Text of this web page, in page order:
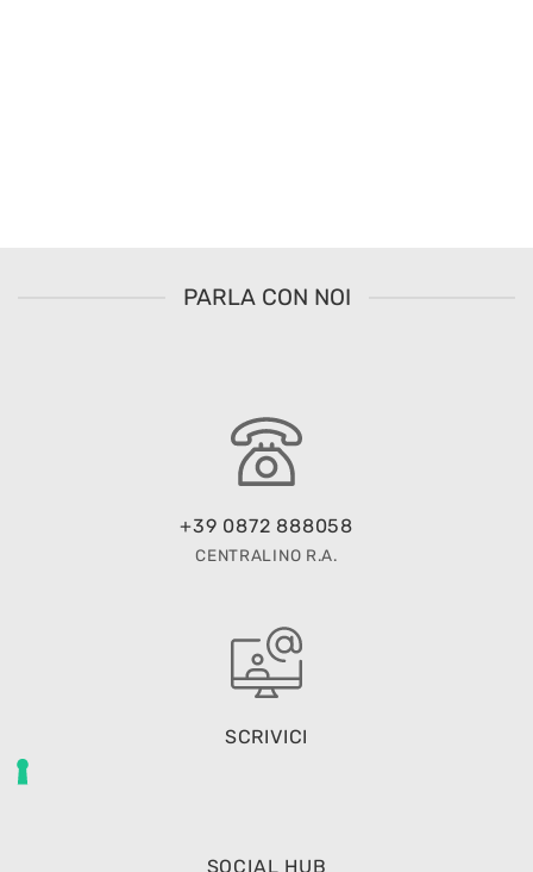
PARLA CON NOI
+39 0872 888058
CENTRALINO R.A.
SCRIVICI
SOCIAL HUB